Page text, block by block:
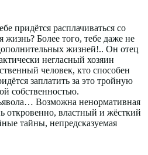
придётся расплачиваться со
Более того, тебе даже не
жизней!.. Он отец
негласный хозяин
человек, кто способен
заплатить за это тройную
собственностью.
Возможна ненормативная
откровенно, властный и жёсткий
тайны, непредсказуемая